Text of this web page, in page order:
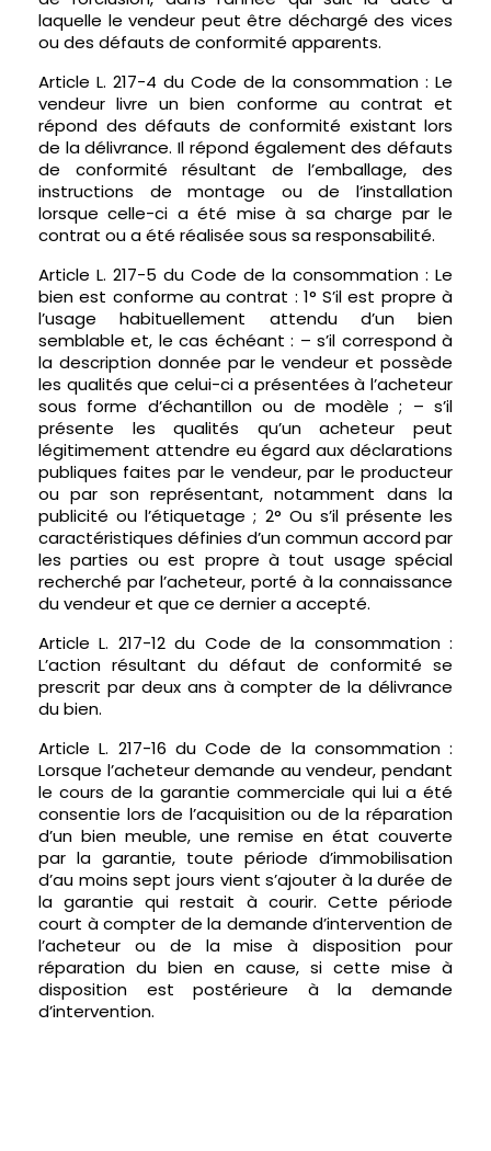
laquelle le vendeur peut être déchargé des vices
ou des défauts de conformité apparents.
Article L. 217-4 du Code de la consommation : Le
vendeur livre un bien conforme au contrat et
répond des défauts de conformité existant lors
de la délivrance. Il répond également des défauts
de conformité résultant de l’emballage, des
instructions de montage ou de l’installation
lorsque celle-ci a été mise à sa charge par le
contrat ou a été réalisée sous sa responsabilité.
Article L. 217-5 du Code de la consommation : Le
bien est conforme au contrat : 1° S’il est propre à
l’usage habituellement attendu d’un bien
semblable et, le cas échéant : – s’il correspond à
la description donnée par le vendeur et possède
les qualités que celui-ci a présentées à l’acheteur
sous forme d’échantillon ou de modèle ; – s’il
présente les qualités qu’un acheteur peut
légitimement attendre eu égard aux déclarations
publiques faites par le vendeur, par le producteur
ou par son représentant, notamment dans la
publicité ou l’étiquetage ; 2° Ou s’il présente les
caractéristiques définies d’un commun accord par
les parties ou est propre à tout usage spécial
recherché par l’acheteur, porté à la connaissance
du vendeur et que ce dernier a accepté.
Article L. 217-12 du Code de la consommation :
L’action résultant du défaut de conformité se
prescrit par deux ans à compter de la délivrance
du bien.
Article L. 217-16 du Code de la consommation :
Lorsque l’acheteur demande au vendeur, pendant
le cours de la garantie commerciale qui lui a été
consentie lors de l’acquisition ou de la réparation
d’un bien meuble, une remise en état couverte
par la garantie, toute période d’immobilisation
d’au moins sept jours vient s’ajouter à la durée de
la garantie qui restait à courir. Cette période
court à compter de la demande d’intervention de
l’acheteur ou de la mise à disposition pour
réparation du bien en cause, si cette mise à
disposition est postérieure à la demande
d’intervention.